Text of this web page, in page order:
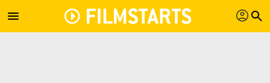
menu profil search